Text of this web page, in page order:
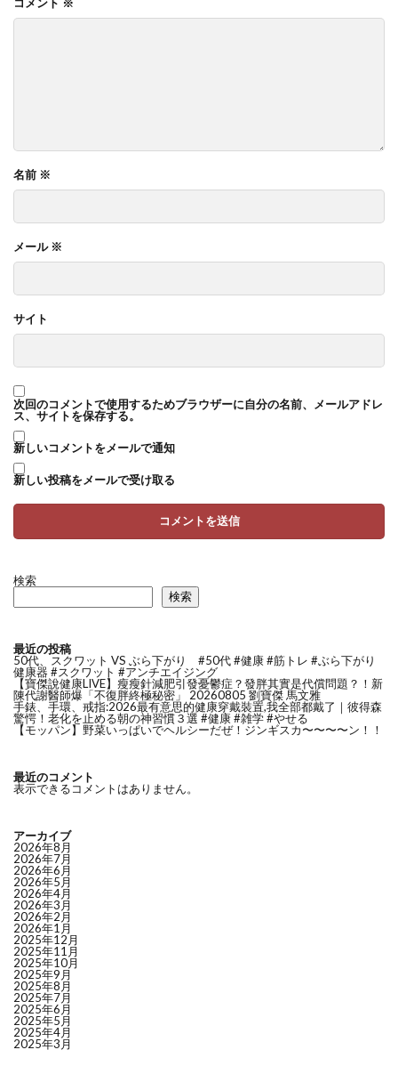
名前 ※
メール ※
サイト
次回のコメントで使用するためブラウザーに自分の名前、メールアドレ
ス、サイトを保存する。
新しいコメントをメールで通知
新しい投稿をメールで受け取る
検索
検索
最近の投稿
50代、スクワット VS ぶら下がり #50代 #健康 #筋トレ #ぶら下がり
健康器 #スクワット #アンチエイジング
【寶傑說健康LIVE】瘦瘦針減肥引發憂鬱症？發胖其實是代償問題？！新
陳代謝醫師爆「不復胖終極秘密」 20260805 劉寶傑 馬文雅
手錶、手環、戒指:2026最有意思的健康穿戴裝置,我全部都戴了｜彼得森
驚愕！老化を止める朝の神習慣３選 #健康 #雑学 #やせる
【モッパン】野菜いっぱいでヘルシーだぜ！ジンギスカ〜〜〜〜ン！！
最近のコメント
表示できるコメントはありません。
アーカイブ
2026年8月
2026年7月
2026年6月
2026年5月
2026年4月
2026年3月
2026年2月
2026年1月
2025年12月
2025年11月
2025年10月
2025年9月
2025年8月
2025年7月
2025年6月
2025年5月
2025年4月
2025年3月